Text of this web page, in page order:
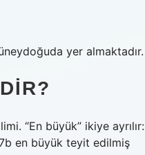
yer almaktadır.
“En büyük” ikiye ayrılır:
en büyük teyit edilmiş